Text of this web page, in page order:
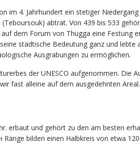
im 4. Jahrhundert ein stetiger
abtrat. Von 439 bis 533
dem Forum von Thugga eine Festung
städtische Bedeutung ganz und
Ausgrabungen zu ermöglichen.
der UNESCO aufgenommen. Die
fast alleine auf dem ausgedehnten Areal.
erbaut und gehört zu den am besten
bilden einen Halbkreis von etwa